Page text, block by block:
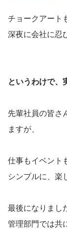
チョークアート
深夜に会社に忍
というわけで、
先輩社員の皆さ
ますが、
仕事もイベント
シンプルに、楽
最後になりまし
管理部門では共